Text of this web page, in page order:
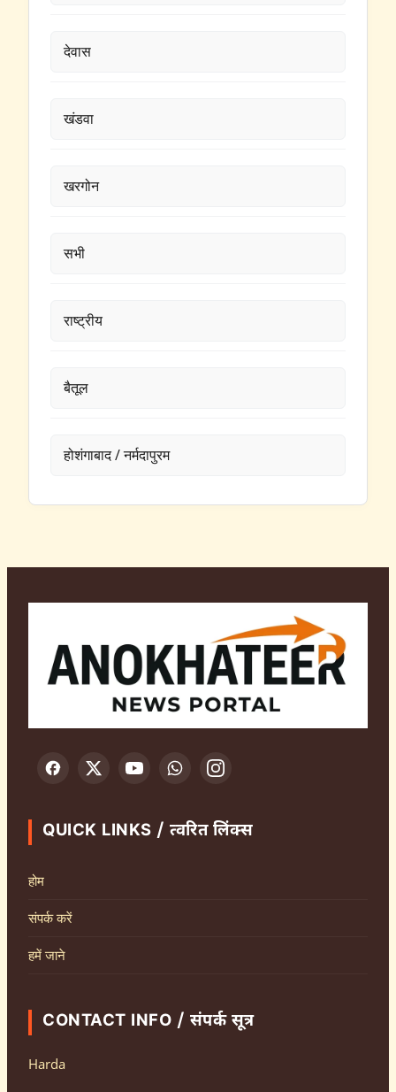
देवास
खंडवा
खरगोन
सभी
राष्ट्रीय
बैतूल
होशंगाबाद / नर्मदापुरम
QUICK LINKS / त्वरित लिंक्स
होम
संपर्क करें
हमें जाने
CONTACT INFO / संपर्क सूत्र
Harda